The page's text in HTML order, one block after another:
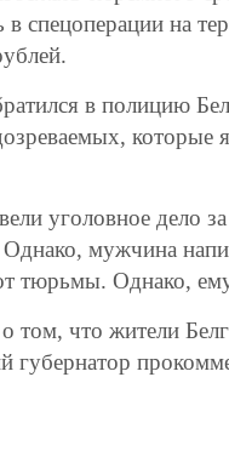
в спецоперации на
в полицию
уголовное
мужчина
тюрьмы. Однако,
о том, что жители
губернатор